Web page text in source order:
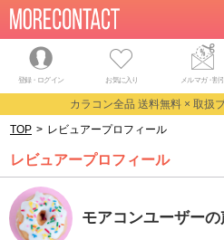
登録・ログイン お気に入り メルマガ・割引
カラコン全品 送料無料 × 取扱
TOP > レビュアープロフィール
レビュアープロフィール
モアコンユーザーの